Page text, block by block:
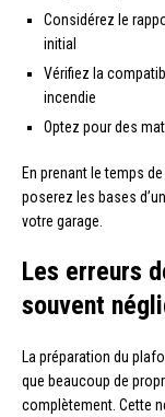
Considérez le
initial
Vérifiez la
incendie
Optez pour des
En prenant le temps
poserez les bases
votre garage.
Les erreurs
souvent
La préparation du
que beaucoup de
complètement. Cette